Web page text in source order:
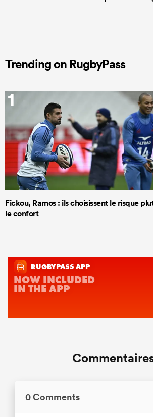
Trending on RugbyPass
1
Fickou, Ramos : ils choisissent le risque
le confort
0 Comments